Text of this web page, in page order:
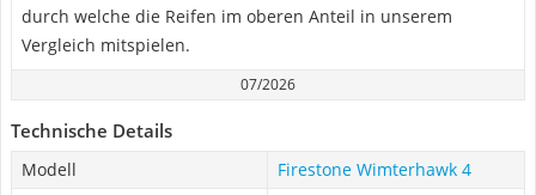
durch welche die Reifen im oberen Anteil in unserem
Vergleich mitspielen.
07/2026
Technische Details
Modell
Firestone Wimterhawk 4